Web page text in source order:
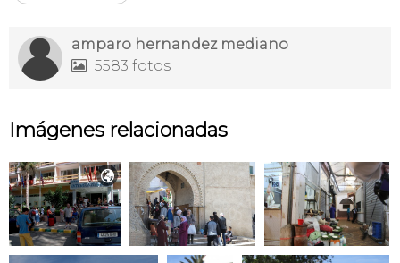
amparo hernandez mediano
 5583 fotos
Imágenes relacionadas
